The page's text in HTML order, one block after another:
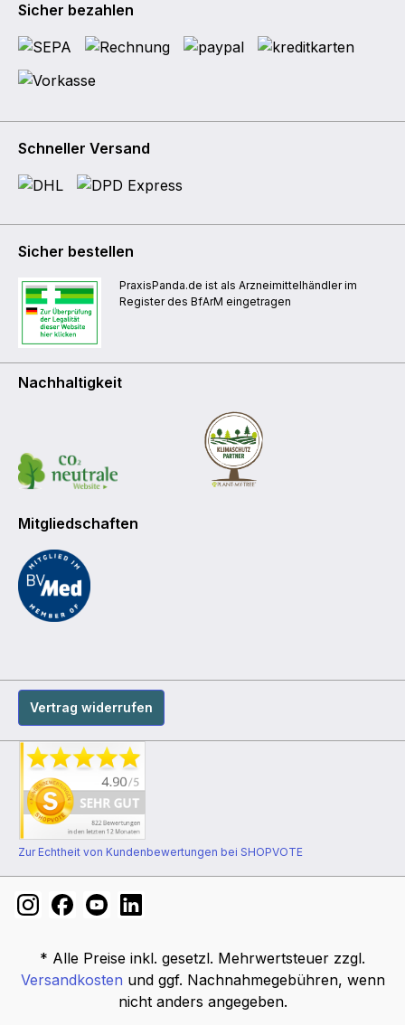
Sicher bezahlen
Schneller Versand
Sicher bestellen
PraxisPanda.de ist als Arzneimittelhändler im
Register des BfArM eingetragen
Nachhaltigkeit
Mitgliedschaften
Vertrag widerrufen
Zur Echtheit von Kundenbewertungen bei SHOPVOTE
* Alle Preise inkl. gesetzl. Mehrwertsteuer zzgl.
Versandkosten und ggf. Nachnahmegebühren, wenn
nicht anders angegeben.